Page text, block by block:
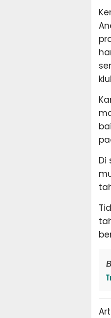
Di